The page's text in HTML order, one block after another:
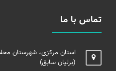
تماس با ما
استان مرکزی، شهرستان
(برلیان سابق)